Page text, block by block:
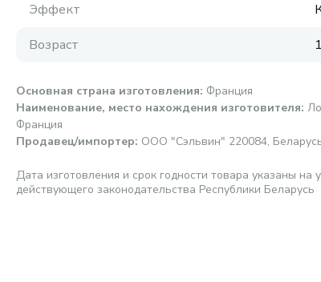
Эффект
Возраст
Основная страна изготовления: Франция
Наименование, место нахождения изготовителя:
Франция
Продавец/импортер: ООО "Сэльвин" 220084,
Дата изготовления и срок годности товара указаны на
действующего законодательства Республики Беларусь